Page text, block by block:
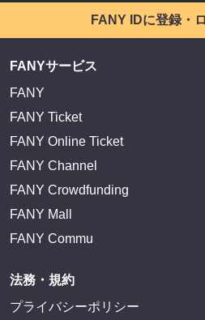
FANY IDに登録・
FANYサービス
FANY
FANY Ticket
FANY Online Ticket
FANY Channel
FANY Crowdfunding
FANY Mall
FANY Commu
法務・規約
プライバシーポリシー